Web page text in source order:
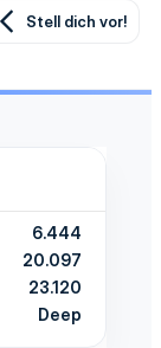
Stell dich vor!
6.444
20.097
23.120
Deep